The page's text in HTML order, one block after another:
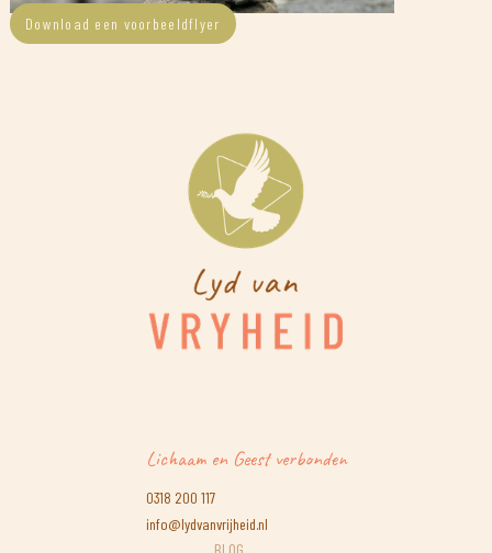
Download een voorbeeldflyer
Lichaam en Geest verbonden
0318 200 117
info@lydvanvrijheid.nl